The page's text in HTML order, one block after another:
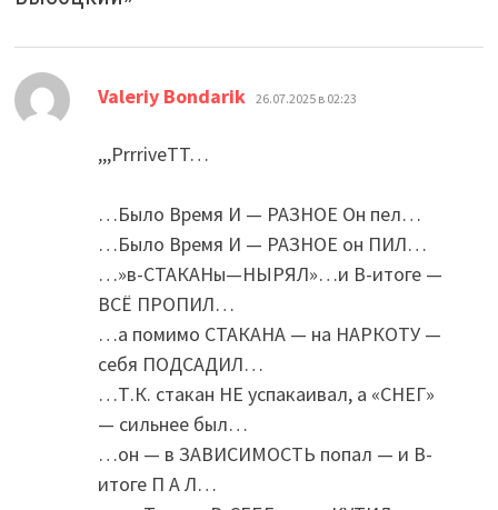
Valeriy Bondarik 26.07.2025 в 02:23
,,,PrrriveTT…
…Было Время И — РАЗНОЕ Он пел…
…Было Время И — РАЗНОЕ он ПИЛ…
…»в-СТАКАНы—НЫРЯЛ»…и В-итоге —
ВСЁ ПРОПИЛ…
…а помимо СТАКАНА — на НАРКОТУ —
себя ПОДСАДИЛ…
…Т.К. стакан НЕ успакаивал, а «СНЕГ»
— сильнее был…
…он — в ЗАВИСИМОСТЬ попал — и В-
итоге П А Л…